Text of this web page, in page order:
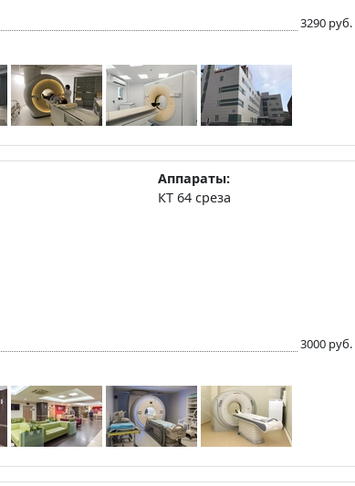
3290 руб.
Аппараты:
КТ 64 среза
3000 руб.